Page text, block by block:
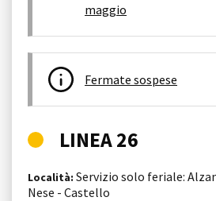
maggio
Fermate sospese
LINEA 26
Località: Servizio solo feriale:
Nese - Castello